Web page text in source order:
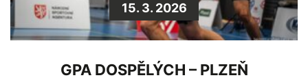
15. 3. 2026
GPA DOSPĚLÝCH – PLZEŇ